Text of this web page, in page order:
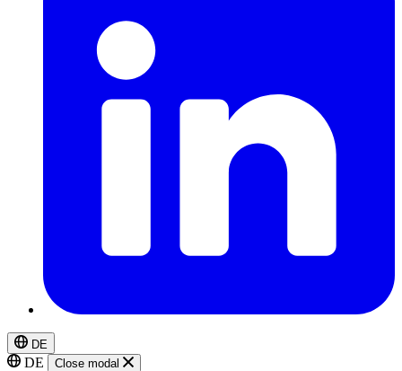
DE
DE Close modal